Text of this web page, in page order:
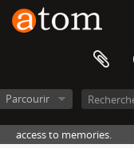
Parcourir
access to memories.